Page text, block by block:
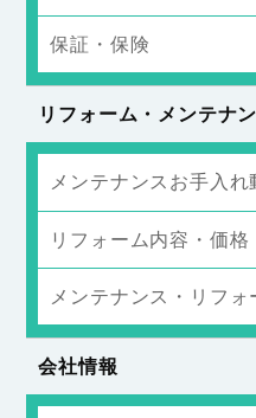
保証・保険
リフォーム・メンテナ
メンテナンスお手入れ
リフォーム内容・価格
メンテナンス・リフ
会社情報